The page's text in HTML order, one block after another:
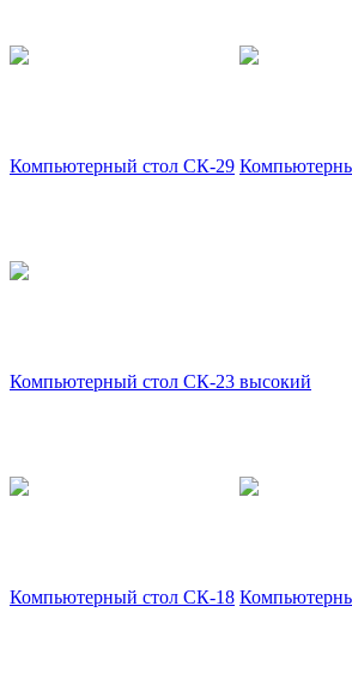
Компьютерный стол СК-29
Компьютерный стол СК-23 высокий
Компьютерный стол СК-18